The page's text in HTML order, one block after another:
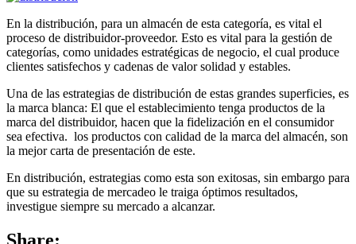
En la distribución, para un almacén de esta categoría, es vital el
proceso de distribuidor-proveedor. Esto es vital para la gestión de
categorías, como unidades estratégicas de negocio, el cual produce
clientes satisfechos y cadenas de valor solidad y estables.
Una de las estrategias de distribución de estas grandes superficies, es
la marca blanca: El que el establecimiento tenga productos de la
marca del distribuidor, hacen que la fidelización en el consumidor
sea efectiva. los productos con calidad de la marca del almacén, son
la mejor carta de presentación de este.
En distribución, estrategias como esta son exitosas, sin embargo para
que su estrategia de mercadeo le traiga óptimos resultados,
investigue siempre su mercado a alcanzar.